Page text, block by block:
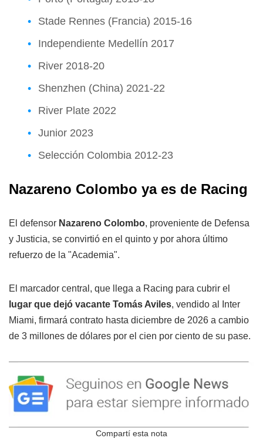
Stade Rennes (Francia) 2015-16
Independiente Medellín 2017
River 2018-20
Shenzhen (China) 2021-22
River Plate 2022
Junior 2023
Selección Colombia 2012-23
Nazareno Colombo ya es de Racing
El defensor Nazareno Colombo, proveniente de Defensa
y Justicia, se convirtió en el quinto y por ahora último
refuerzo de la "Academia".
El marcador central, que llega a Racing para cubrir el
lugar que dejó vacante Tomás Aviles, vendido al Inter
Miami, firmará contrato hasta diciembre de 2026 a cambio
de 3 millones de dólares por el cien por ciento de su pase.